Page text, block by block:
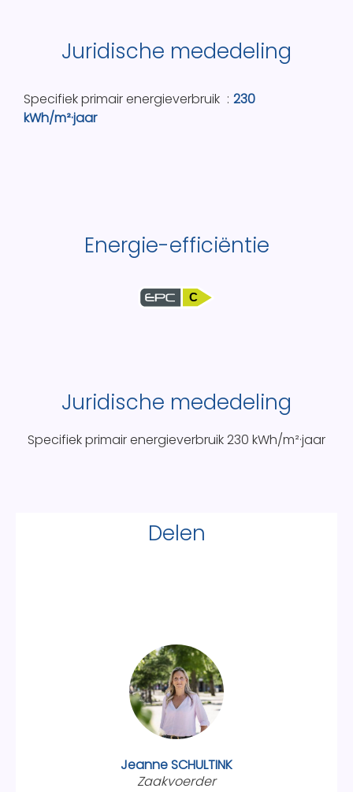
Juridische mededeling
Specifiek primair energieverbruik
230
kWh/m²·jaar
Energie-efficiëntie
C
Juridische mededeling
Specifiek primair energieverbruik230 kWh/m²·jaar
Delen
Jeanne SCHULTINK
Zaakvoerder